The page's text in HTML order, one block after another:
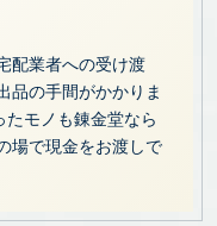
配業者への受け渡
品の手間がかかりま
たモノも錬金堂なら
場で現金をお渡しで